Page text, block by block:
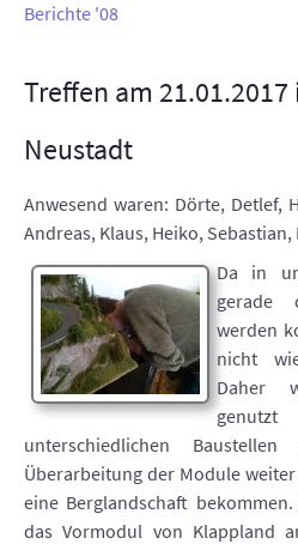
Berichte '08
Treffen am 21.01.2017
Neustadt
Anwesend waren: Dörte, Detlef,
Andreas, Klaus, Heiko, Sebastian,
Da in
gerade
werden
nicht
Daher
unterschiedlichen
Überarbeitung der Module
eine Berglandschaft
das Vormodul von Klappland